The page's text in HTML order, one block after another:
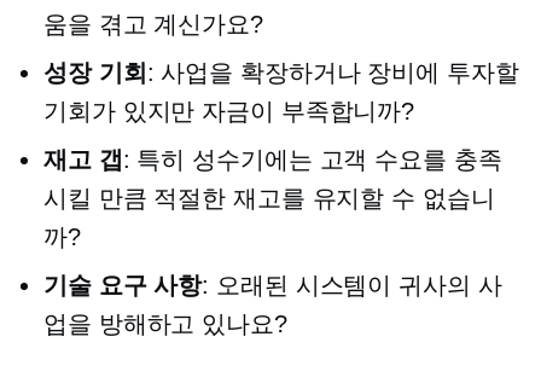
움을 겪고 계신가요?
성장 기회 : 사업을 확장하거나 장비에 투자할
기회가 있지만 자금이 부족합니까?
재고 갭: 특히 성수기에는 고객 수요를 충족
시킬 만큼 적절한 재고를 유지할 수 없습니
까?
기술 요구 사항: 오래된 시스템이 귀사의 사
업을 방해하고 있나요?